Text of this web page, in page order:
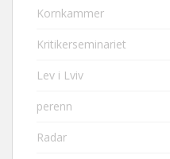
Kornkammer
Kritikerseminariet
Lev i Lviv
perenn
Radar